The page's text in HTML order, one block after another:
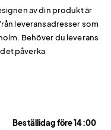
av din produkt är
leveransadresser som
Behöver du leverans
påverka
Beställidag före 14:00